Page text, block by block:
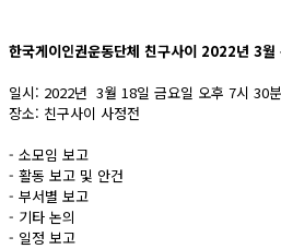
한국게이인권운동단체 친구사이 2022년 3월
일시: 2022년 3월 18일 금요일 오후 7시 30분
장소: 친구사이 사정전
- 소모임 보고
- 활동 보고 및 안건
- 부서별 보고
- 기타 논의
- 일정 보고